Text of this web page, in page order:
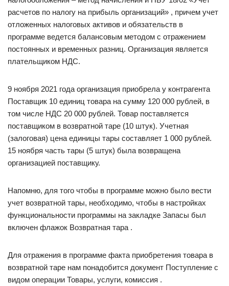
расчетов по налогу на прибыль организаций» , причем учет
отложенных налоговых активов и обязательств в
программе ведется балансовым методом с отражением
постоянных и временных разниц. Организация является
плательщиком НДС.
9 ноября 2021 года организация приобрела у контрагента
Поставщик 10 единиц товара на сумму 120 000 рублей, в
том числе НДС 20 000 рублей. Товар поставляется
поставщиком в возвратной таре (10 штук). Учетная
(залоговая) цена единицы тары составляет 1 000 рублей.
15 ноября часть тары (5 штук) была возвращена
организацией поставщику.
Напомню, для того чтобы в программе можно было вести
учет возвратной тары, необходимо, чтобы в настройках
функциональности программы на закладке Запасы был
включен флажок Возвратная тара .
Для отражения в программе факта приобретения товара в
возвратной таре нам понадобится документ Поступление с
видом операции Товары, услуги, комиссия .